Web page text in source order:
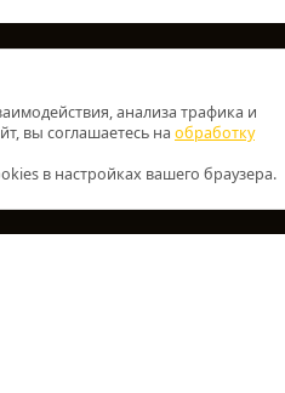
Производители
анализа трафика и
вы соглашаетесь на обработку
в настройках вашего браузера.